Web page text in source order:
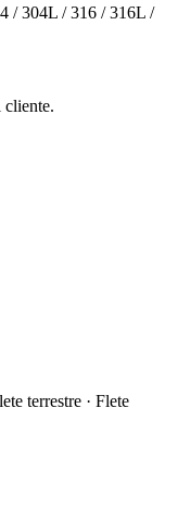
/ 304L / 316 / 316L /
cliente.
terrestre · Flete